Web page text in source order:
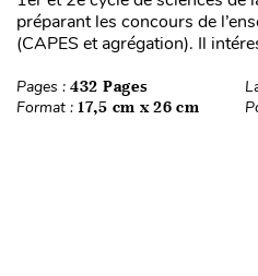
préparant les concours de
(CAPES et agrégation). Il
Pages : 432 Pages
Format : 17,5 cm x 26 cm